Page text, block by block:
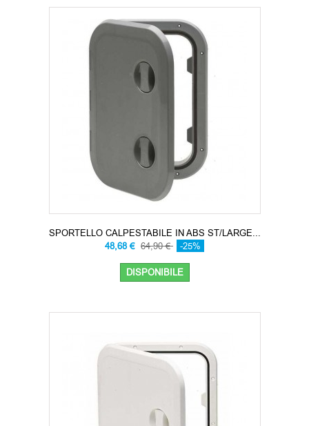
SPORTELLO CALPESTABILE IN ABS ST/LARGE...
48,68 € 64,90 € -25%
DISPONIBILE